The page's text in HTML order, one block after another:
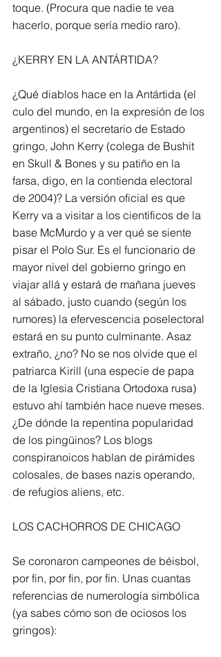
toque. (Procura que nadie te vea
hacerlo, porque sería medio raro).
¿KERRY EN LA ANTÁRTIDA?
¿Qué diablos hace en la Antártida (el
culo del mundo, en la expresión de los
argentinos) el secretario de Estado
gringo, John Kerry (colega de Bushit
en Skull & Bones y su patiño en la
farsa, digo, en la contienda electoral
de 2004)? La versión oficial es que
Kerry va a visitar a los científicos de la
base McMurdo y a ver qué se siente
pisar el Polo Sur. Es el funcionario de
mayor nivel del gobierno gringo en
viajar allá y estará de mañana jueves
al sábado, justo cuando (según los
rumores) la efervescencia poselectoral
estará en su punto culminante. Asaz
extraño, ¿no? No se nos olvide que el
patriarca Kirill (una especie de papa
de la Iglesia Cristiana Ortodoxa rusa)
estuvo ahí también hace nueve meses.
¿De dónde la repentina popularidad
de los pingüinos? Los blogs
conspiranoicos hablan de pirámides
colosales, de bases nazis operando,
de refugios aliens, etc.
LOS CACHORROS DE CHICAGO
Se coronaron campeones de béisbol,
por fin, por fin, por fin. Unas cuantas
referencias de numerología simbólica
(ya sabes cómo son de ociosos los
gringos):